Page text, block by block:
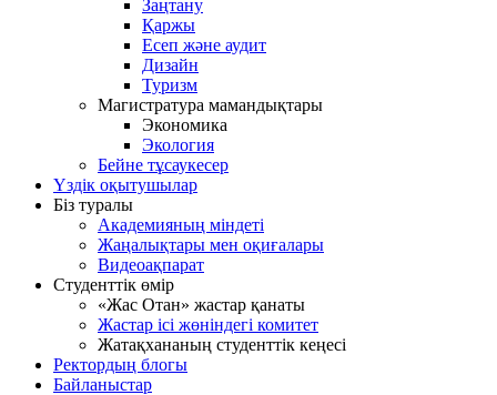
Заңтану
Қаржы
Есеп және аудит
Дизайн
Туризм
Магистратура мамандықтары
Экономика
Экология
Бейне тұсаукесер
Үздік оқытушылар
Біз туралы
Академияның міндеті
Жаңалықтары мен оқиғалары
Видеоақпарат
Студенттік өмір
«Жас Отан» жастар қанаты
Жастар ісі жөніндегі комитет
Жатақхананың студенттік кеңесі
Ректордың блогы
Байланыстар